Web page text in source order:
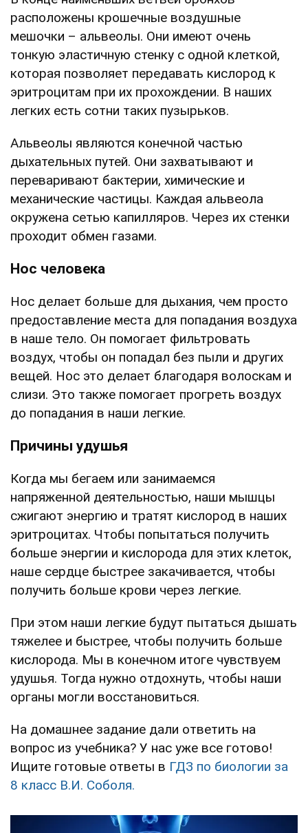
расположены крошечные воздушные
мешочки – альвеолы. Они имеют очень
тонкую эластичную стенку с одной клеткой,
которая позволяет передавать кислород к
эритроцитам при их прохождении. В наших
легких есть сотни таких пузырьков.
Альвеолы являются конечной частью
дыхательных путей. Они захватывают и
переваривают бактерии, химические и
механические частицы. Каждая альвеола
окружена сетью капилляров. Через их стенки
проходит обмен газами.
Нос человека
Нос делает больше для дыхания, чем просто
предоставление места для попадания воздуха
в наше тело. Он помогает фильтровать
воздух, чтобы он попадал без пыли и других
вещей. Нос это делает благодаря волоскам и
слизи. Это также помогает прогреть воздух
до попадания в наши легкие.
Причины удушья
Когда мы бегаем или занимаемся
напряженной деятельностью, наши мышцы
сжигают энергию и тратят кислород в наших
эритроцитах. Чтобы попытаться получить
больше энергии и кислорода для этих клеток,
наше сердце быстрее закачивается, чтобы
получить больше крови через легкие.
При этом наши легкие будут пытаться дышать
тяжелее и быстрее, чтобы получить больше
кислорода. Мы в конечном итоге чувствуем
удушья. Тогда нужно отдохнуть, чтобы наши
органы могли восстановиться.
На домашнее задание дали ответить на
вопрос из учебника? У нас уже все готово!
Ищите готовые ответы в ГДЗ по биологии за
8 класс В.И. Соболя.